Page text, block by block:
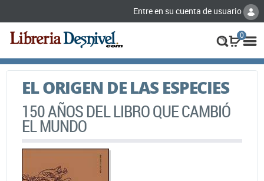
Entre en su cuenta de usuario
0
EL ORIGEN DE LAS ESPECIES
150 AÑOS DEL LIBRO QUE CAMBIÓ
EL MUNDO